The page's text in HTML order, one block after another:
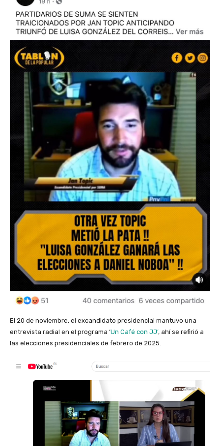
El 20 de noviembre, el excandidato presidencial mantuvo una
entrevista radial en el programa ‘Un Café con JJ’, ahí se refirió a
las elecciones presidenciales de febrero de 2025.